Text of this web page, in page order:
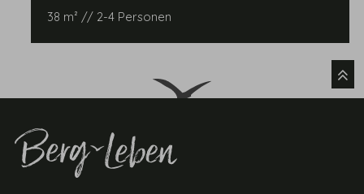
38 m² // 2-4 Personen